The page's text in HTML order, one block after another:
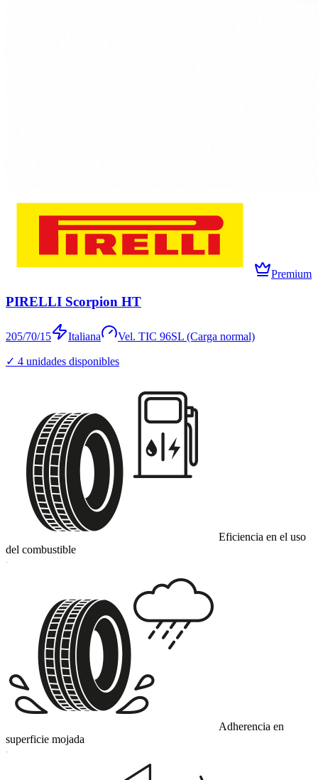
Premium
PIRELLI Scorpion HT
205/70/15 Italiana Vel. TIC 96SL (Carga normal)
✓ 4 unidades disponibles
Eficiencia en el uso
del combustible
C
Adherencia en
superficie mojada
C